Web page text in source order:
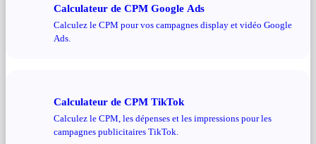
Calculateur de CPM Google Ads
Calculez le CPM pour vos campagnes display et vidéo Google
Ads.
Calculateur de CPM TikTok
Calculez le CPM, les dépenses et les impressions pour les
campagnes publicitaires TikTok.